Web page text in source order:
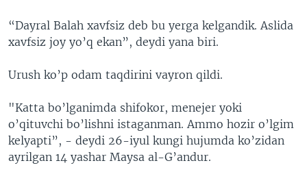
“Dayral Balah xavfsiz deb bu yerga kelgandik. Aslida
xavfsiz joy yo’q ekan”, deydi yana biri.
Urush ko’p odam taqdirini vayron qildi.
"Katta bo’lganimda shifokor, menejer yoki
o’qituvchi bo’lishni istaganman. Ammo hozir o’lgim
kelyapti”, - deydi 26-iyul kungi hujumda ko’zidan
ayrilgan 14 yashar Maysa al-G’andur.